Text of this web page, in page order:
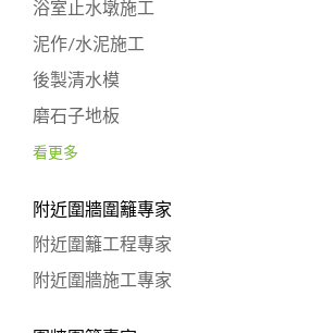
浴室止水墩施工
泥作/水泥施工
後製清水模
磨石子地板
看更多
附近圍牆圍籬專家
附近圍籬工程專家
附近圍牆施工專家